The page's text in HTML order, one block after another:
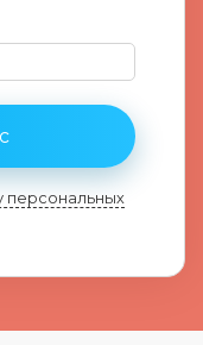
персональных